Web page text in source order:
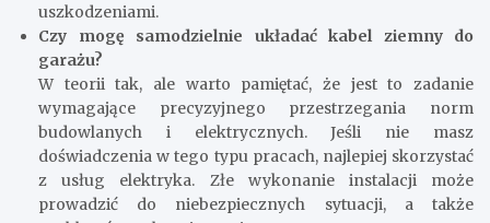
uszkodzeniami.
Czy mogę samodzielnie układać kabel ziemny do
garażu?
W teorii tak, ale warto pamiętać, że jest to zadanie
wymagające precyzyjnego przestrzegania norm
budowlanych i elektrycznych. Jeśli nie masz
doświadczenia w tego typu pracach, najlepiej skorzystać
z usług elektryka. Złe wykonanie instalacji może
prowadzić do niebezpiecznych sytuacji, a także